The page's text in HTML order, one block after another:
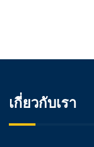
เกี่ยวกับเรา